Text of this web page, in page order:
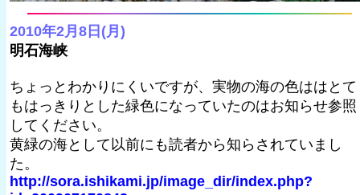
2010年2月8日(月)
明石海峡
ちょっとわかりにくいですが、実物の海の色ははとて
もはっきりとした緑色になっていたのはお知らせ参照
してください。
黄緑の海として以前にも読者から知らされていまし
た。
http://sora.ishikami.jp/image_dir/index.php?